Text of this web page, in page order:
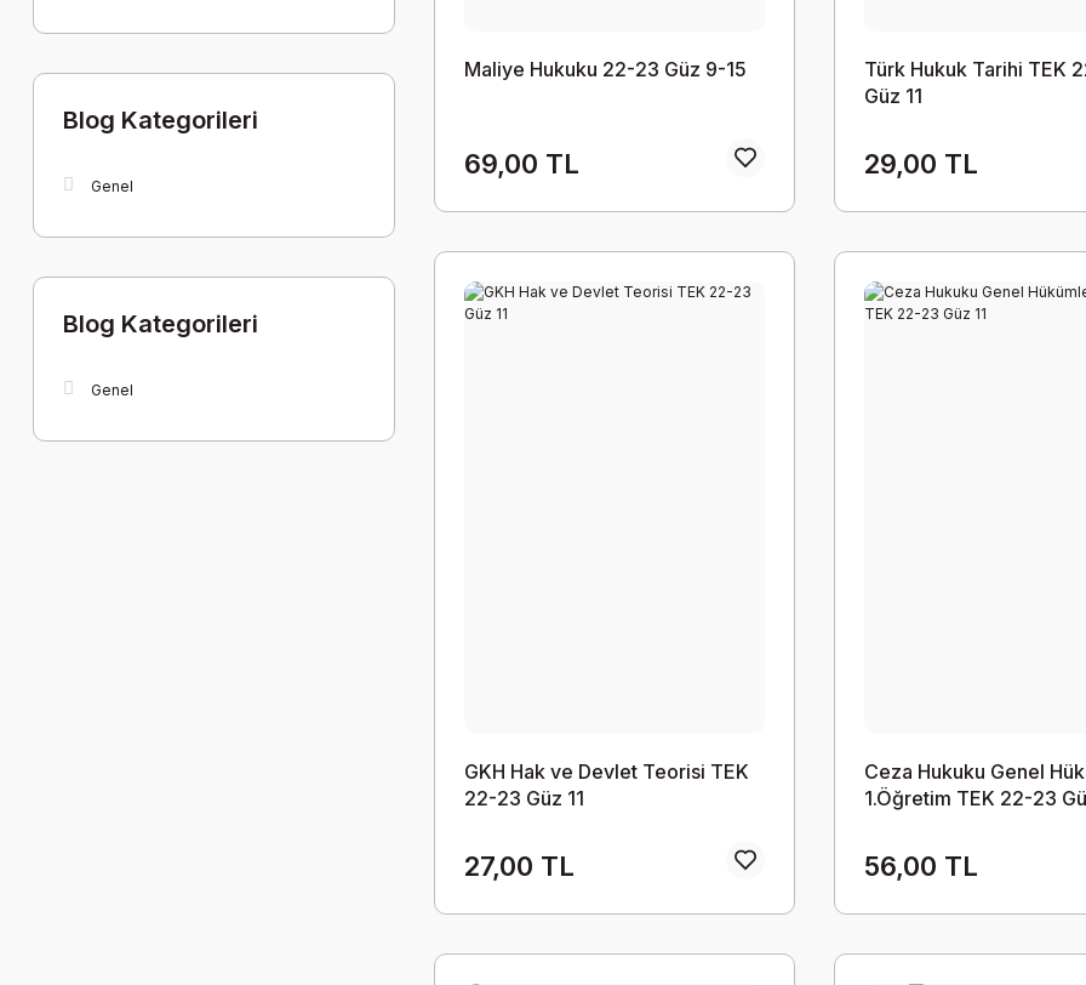
Blog Kategorileri
Genel
Blog Kategorileri
Genel
Maliye Hukuku 22-23 Güz 9-15
69,00 TL
Türk Hukuk Tarihi TEK
Güz 11
29,00 TL
GKH Hak ve Devlet Teorisi TEK
22-23 Güz 11
27,00 TL
Ceza Hukuku Genel
1.Öğretim TEK 22-23
56,00 TL